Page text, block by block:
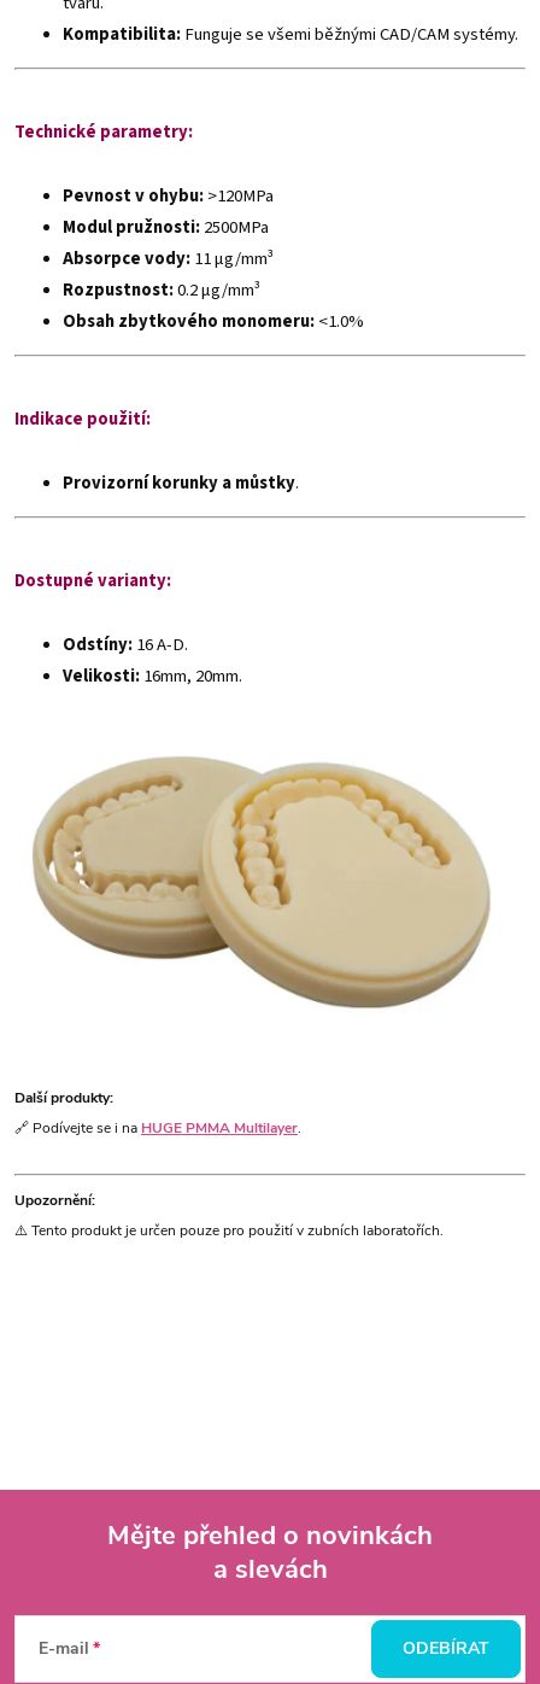
Kompatibilita:Funguje se všemi běžnými CAD/CAM systémy.
Technické parametry:
Pevnost v ohybu:>120MPa
Modul pružnosti:2500MPa
Absorpce vody:11 μg/mm³
Rozpustnost:0.2 μg/mm³
Obsah zbytkového monomeru:<1.0%
Indikace použití:
Provizorní korunky a můstky.
Dostupné varianty:
Odstíny:16 A-D.
Velikosti:16mm, 20mm.
Další produkty:
🔗 Podívejte se i na HUGE PMMA Multilayer.
Upozornění:
⚠️ Tento produkt je určen pouze pro použití v zubních laboratořích.
Mějte přehled o novinkách
a slevách
E-mail ODEBÍRAT